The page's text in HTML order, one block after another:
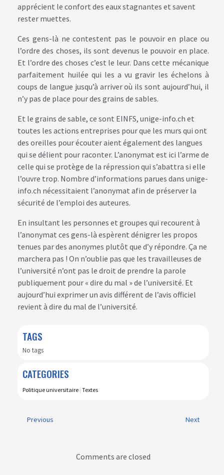
apprécient le confort des eaux stagnantes et savent
rester muettes.
Ces gens-là ne contestent pas le pouvoir en place ou
l’ordre des choses, ils sont devenus le pouvoir en place.
Et l’ordre des choses c’est le leur. Dans cette mécanique
parfaitement huilée qui les a vu gravir les échelons à
coups de langue jusqu’à arriver où ils sont aujourd’hui, il
n’y pas de place pour des grains de sables.
Et le grains de sable, ce sont EINFS, unige-info.ch et
toutes les actions entreprises pour que les murs qui ont
des oreilles pour écouter aient également des langues
qui se délient pour raconter. L’anonymat est ici l’arme de
celle qui se protège de la répression qui s’abattra si elle
l’ouvre trop. Nombre d’informations parues dans unige-
info.ch nécessitaient l’anonymat afin de préserver la
sécurité de l’emploi des auteures.
En insultant les personnes et groupes qui recourent à
l’anonymat ces gens-là espèrent dénigrer les propos
tenues par des anonymes plutôt que d’y répondre. Ça ne
marchera pas ! On n’oublie pas que les travailleuses de
l’université n’ont pas le droit de prendre la parole
publiquement pour « dire du mal » de l’université. Et
aujourd’hui exprimer un avis différent de l’avis officiel
revient à dire du mal de l’université.
TAGS
No tags
CATEGORIES
Politique universitaire | Textes
Previous Next
Comments are closed